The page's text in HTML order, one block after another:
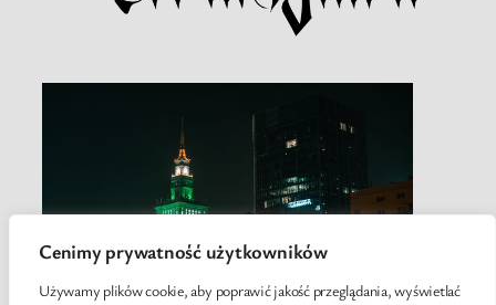
Cenimy prywatność użytkowników
Używamy plików cookie, aby poprawić jakość przeglądania, wyświetlać